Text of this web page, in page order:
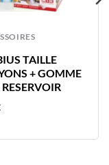
TAILLE
+ GOMME